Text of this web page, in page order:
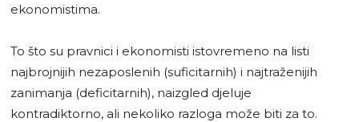
ekonomistima.
To što su pravnici i ekonomisti istovremeno na listi
najbrojnijih nezaposlenih (suficitarnih) i najtraženijih
zanimanja (deficitarnih), naizgled djeluje
kontradiktorno, ali nekoliko razloga može biti za to.